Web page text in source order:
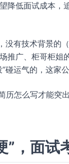
降低面试成本，
没有技术背景的
推广、柜哥柜姐
碰运气的，这家
历怎么写才能突
”，面试